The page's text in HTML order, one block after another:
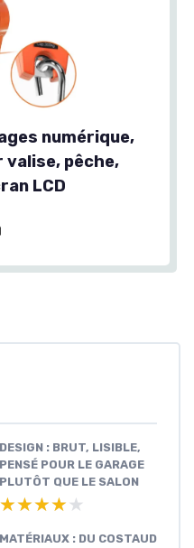
numérique,
valise, pêche,
LCD
DESIGN : BRUT, LISIBLE,
PENSÉ POUR LE GARAGE
PLUTÔT QUE LE SALON
★★★★★
★★★★★
MATÉRIAUX : DU COSTAUD